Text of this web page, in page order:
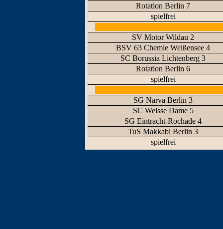
Rotation Berlin 7
spielfrei
SV Motor Wildau 2
BSV 63 Chemie Weißensee 4
SC Borussia Lichtenberg 3
Rotation Berlin 6
spielfrei
SG Narva Berlin 3
SC Weisse Dame 5
SG Eintracht-Rochade 4
TuS Makkabi Berlin 3
spielfrei